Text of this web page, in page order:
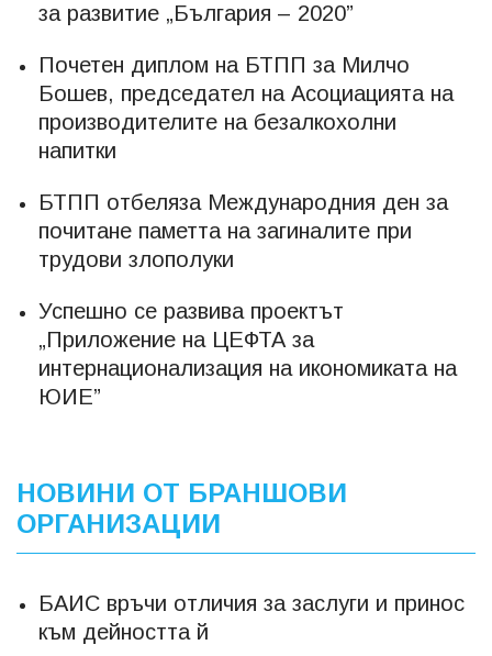
за развитие „България – 2020”
Почетен диплом на БТПП за Милчо
Бошев, председател на Асоциацията на
производителите на безалкохолни
напитки
БТПП отбеляза Международния ден за
почитане паметта на загиналите при
трудови злополуки
Успешно се развива проектът
„Приложение на ЦЕФТА за
интернационализация на икономиката на
ЮИЕ”
НОВИНИ ОТ БРАНШОВИ
ОРГАНИЗАЦИИ
БАИС връчи отличия за заслуги и принос
към дейността й